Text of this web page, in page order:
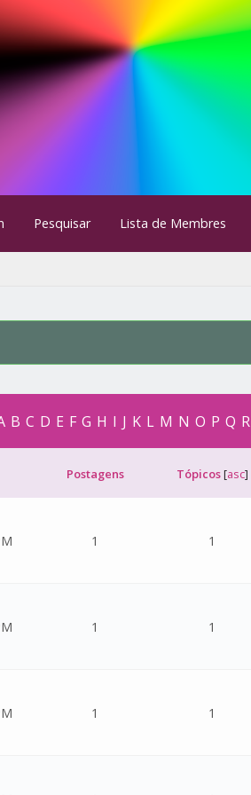
Pesquisar Lista de Membres
B C D E F G H I J K L M N O P Q R
Postagens Tópicos[asc]
1 1
1 1
1 1